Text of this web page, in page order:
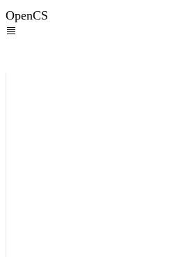
OpenCS